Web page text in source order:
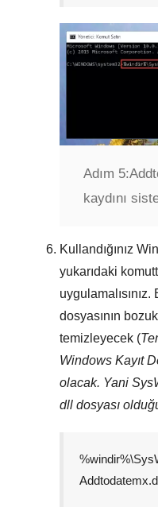
Adım 5:
kaydını
Kullandığınız
yukarıdaki
uygulamalısınız.
dosyasının bozuk
temizleyecek (
Windows Kayıt
olacak. Yani
dll dosyası